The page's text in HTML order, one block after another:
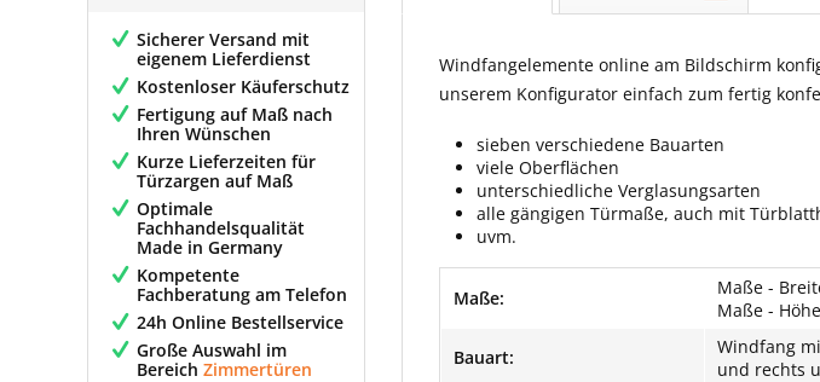
Sicherer Versand mit
eigenem Lieferdienst
Kostenloser Käuferschutz
Fertigung auf Maß nach
Ihren Wünschen
Kurze Lieferzeiten für
Türzargen auf Maß
Optimale
Fachhandelsqualität
Made in Germany
Kompetente
Fachberatung am Telefon
24h Online Bestellservice
Große Auswahl im
Bereich Zimmertüren
Windfangelemente online am Bildschirm
unserem Konfigurator einfach zum fertig
sieben verschiedene Bauarten
viele Oberflächen
unterschiedliche Verglasungsarten
alle gängigen Türmaße, auch mit
uvm.
Maße:
Maße -
Maße -
Bauart:
Windfang
und rechts